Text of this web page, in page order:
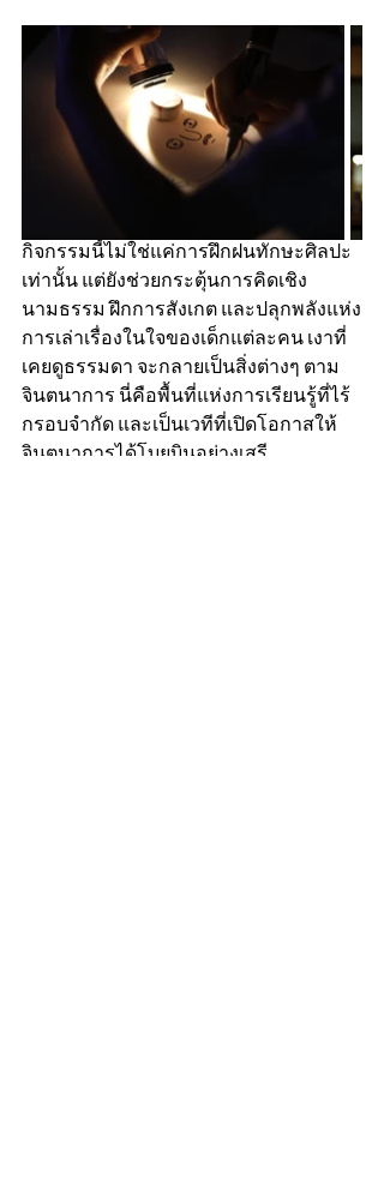
กิจกรรมนี้ไม่ใช่แค่การฝึกฝนทักษะศิลปะ
เท่านั้น แต่ยังช่วยกระตุ้นการคิดเชิง
นามธรรม ฝึกการสังเกต และปลุกพลังแห่ง
การเล่าเรื่องในใจของเด็กแต่ละคน เงาที่
เคยดูธรรมดา จะกลายเป็นสิ่งต่างๆ ตาม
จินตนาการ นี่คือพื้นที่แห่งการเรียนรู้ที่ไร้
กรอบจำกัด และเป็นเวทีที่เปิดโอกาสให้
จินตนาการได้โบยบินอย่างเสรี